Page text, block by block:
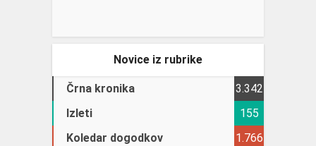
Novice iz rubrike
Črna kronika
3.342
Izleti
155
Koledar dogodkov
1.766